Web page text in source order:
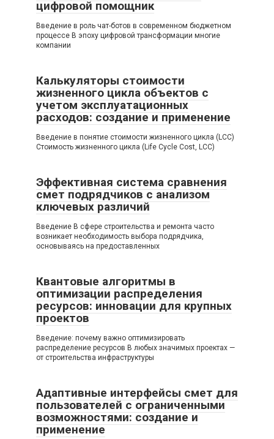
цифровой помощник
Введение в роль чат-ботов в современном бюджетном
процессе В эпоху цифровой трансформации многие
компании
Калькуляторы стоимости
жизненного цикла объектов с
учетом эксплуатационных
расходов: создание и применение
Введение в понятие стоимости жизненного цикла (LCC)
Стоимость жизненного цикла (Life Cycle Cost, LCC)
Эффективная система сравнения
смет подрядчиков с анализом
ключевых различий
Введение В сфере строительства и ремонта часто
возникает необходимость выбора подрядчика,
основываясь на предоставленных
Квантовые алгоритмы в
оптимизации распределения
ресурсов: инновации для крупных
проектов
Введение: почему важно оптимизировать
распределение ресурсов В любых значимых проектах —
от строительства инфраструктуры
Адаптивные интерфейсы смет для
пользователей с ограниченными
возможностями: создание и
применение